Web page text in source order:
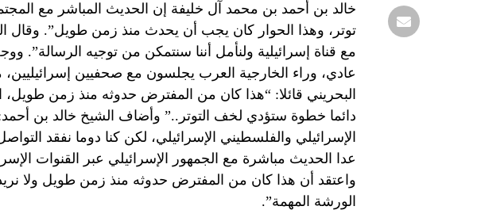
خالد بن أحمد بن محمد آل خليفة إن الحديث المباشر مع
توتر، وهذا الحوار كان يجب أن يحدث منذ زمن طويل”. وقال
مع قناة إسرائيلية ولنأمل أننا سنتمكن من توجيه الرسالة”.
عادي، وراء الخارجية العرب يجلسون مع صحفيين
البحريني قائلا: “هذا كان من المفترض حدوثه منذ زمن
دائما خطوة ستؤدي لخف التوتر..” وأضاف الشيخ خالد بن أحمد:
الإسرائيلي والفلسطيني الإسرائيلي، لكن كنا دوما نفقد
عدا الحديث مباشرة مع الجمهور الإسرائيلي عبر القنوات
واعتقد أن هذا كان من المفترض حدوثه منذ زمن طويل ولا
الورشة المهمة”.